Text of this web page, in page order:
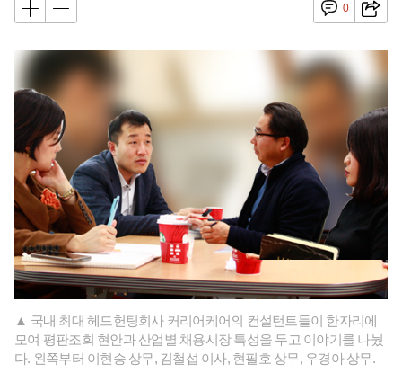
0
▲ 국내 최대 헤드헌팅회사 커리어케어의 컨설턴트들이 한자리에
모여 평판조회 현안과 산업별 채용시장 특성을 두고 이야기를 나눴
다. 왼쪽부터 이현승 상무, 김철섭 이사, 현필호 상무, 우경아 상무.